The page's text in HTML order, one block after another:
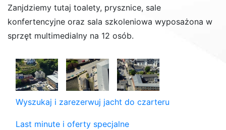
Zanjdziemy tutaj toalety, prysznice, sale
konfertencyjne oraz sala szkoleniowa wyposażona w
sprzęt multimedialny na 12 osób.
Wyszukaj i zarezerwuj jacht do czarteru
Last minute i oferty specjalne